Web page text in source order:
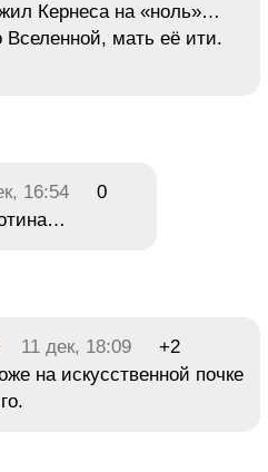
Кернеса на «ноль»…
Вселенной, мать её ити.
16:54
0
11 дек, 18:09
+2
на искусственной почке